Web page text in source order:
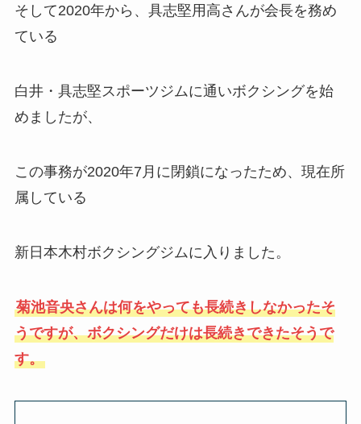
そして2020年から、具志堅用高さんが会長を務め
ている
白井・具志堅スポーツジムに通いボクシングを始
めましたが、
この事務が2020年7月に閉鎖になったため、現在所
属している
新日本木村ボクシングジムに入りました。
菊池音央さんは何をやっても長続きしなかったそ
うですが、ボクシングだけは長続きできたそうで
す。